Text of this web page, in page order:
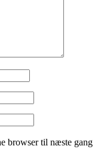
browser til næste gang